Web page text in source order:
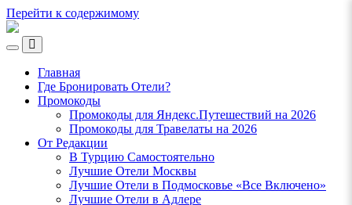
Перейти к содержимому
Ламповый
Блог
о
Путешествиях
VeniVidi.ru
Переключить
меню
Переключить
поле
поиска
Главная
Где Бронировать Отели?
Промокоды
Промокоды для Яндекс.Путешествий на 2026
Промокоды для Травелаты на 2026
От Редакции
В Турцию Самостоятельно
Лучшие Отели Москвы
Лучшие Отели в Подмосковье «Все Включено»
Лучшие Отели в Адлере